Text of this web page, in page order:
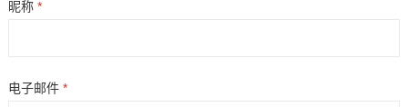
昵称 *
电子邮件 *